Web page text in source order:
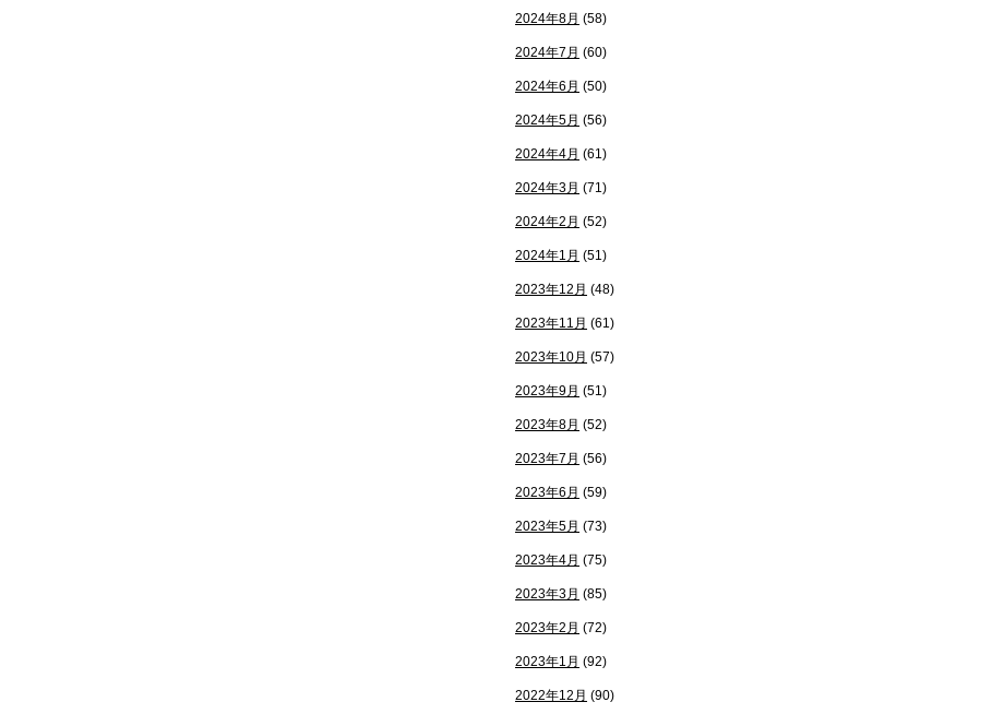
2024年8月 (58)
2024年7月 (60)
2024年6月 (50)
2024年5月 (56)
2024年4月 (61)
2024年3月 (71)
2024年2月 (52)
2024年1月 (51)
2023年12月 (48)
2023年11月 (61)
2023年10月 (57)
2023年9月 (51)
2023年8月 (52)
2023年7月 (56)
2023年6月 (59)
2023年5月 (73)
2023年4月 (75)
2023年3月 (85)
2023年2月 (72)
2023年1月 (92)
2022年12月 (90)